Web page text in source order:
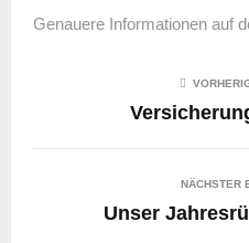
Genauere Informationen auf
NÄCHSTER
Unser